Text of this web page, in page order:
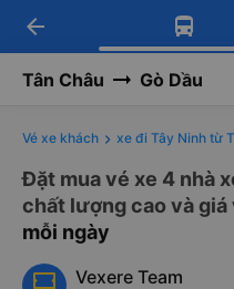
Tải app
Nhận ưu đãi
Tải app
-30k/ghế khi
arrow_back
Tân Châu Gò Dầu
Vé xe khách xe đi Tây Ninh từ
Đặt mua vé xe 4 nhà
chất lượng cao và giá
mỗi ngày
Vexere Team